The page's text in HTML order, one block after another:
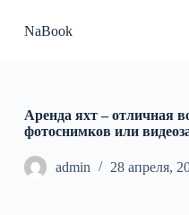
к
у
NaBook
Аренда яхт – отличная
фотоснимков или
admin 28 апреля,